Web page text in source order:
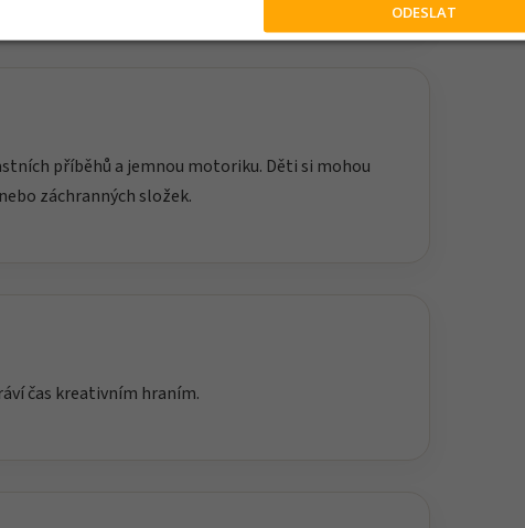
příběhů a jemnou motoriku. Děti si mohou
záchranných složek.
čas kreativním hraním.
ODESLAT